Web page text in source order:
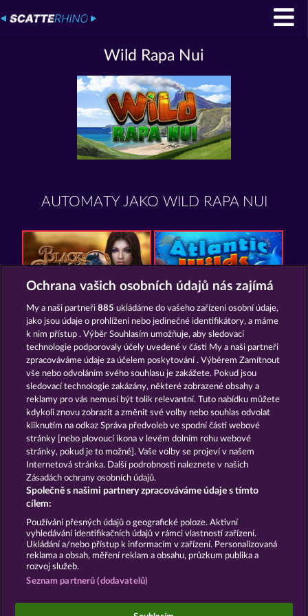
Wild Rapa Nui
AUTOMATY JAKO WILD RAPA NUI
Black Beauty Atlantic Wilds
King of the Jungle Savanna Moon
Podmínky Prohlášení o ochraně údajů
Kontakt Společnost Časté dotazy
Podat Žádost o Odstoupení
Sociální kasinové hry jsou určeny výhradně k
Ochrana vašich osobních údajů nás zajímá
My a naši partneři885 ukládáme do vašeho zařízení osobní údaje,
jako jsou údaje o prohlížení nebo jedinečné identifikátory, a máme
k nim přístup . Výběr Souhlasím umožňuje, aby sledovací
technologie podporovaly účely uvedené v části My a naši partneři
zpracováváme údaje za účelem poskytování . Výběrem Zamítnout
vše nebo odvoláním svého souhlasu je zakážete. Pokud jsou
sledovací technologie zakázány, některé zobrazené obsahy a
reklamy pro vás nemusí být tolik relevantní. Tuto nabídku můžete
kdykoli znovu zobrazit a změnit své volby nebo souhlas odvolat
kliknutím na odkaz Správa předvoleb ve spodní části webové
stránky [nebo plovoucí ikona v levém dolním rohu webové
stránky, pokud je to možné]. Vaše volby se projeví v našem
Internetová stránka. Další podrobnosti naleznete v našich
Zásadách ochrany osobních údajů.
Společně s našimi partnery zpracováváme údaje s tímto
cílem:
Používání přesných údajů o geografické poloze. Aktivní
vyhledávání identifikačních údajů v rámci vlastností zařízení.
Ukládání a/nebo přístup k informacím v zařízení. Personalizovaná
reklama a obsah, měření reklam a obsahu, průzkum publika a
rozvoj služeb.
Seznam partnerů (dodavatelů)